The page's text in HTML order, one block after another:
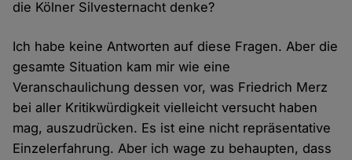
die Kölner Silvesternacht denke?
Ich habe keine Antworten auf diese Fragen. Aber die
gesamte Situation kam mir wie eine
Veranschaulichung dessen vor, was Friedrich Merz
bei aller Kritikwürdigkeit vielleicht versucht haben
mag, auszudrücken. Es ist eine nicht repräsentative
Einzelerfahrung. Aber ich wage zu behaupten, dass